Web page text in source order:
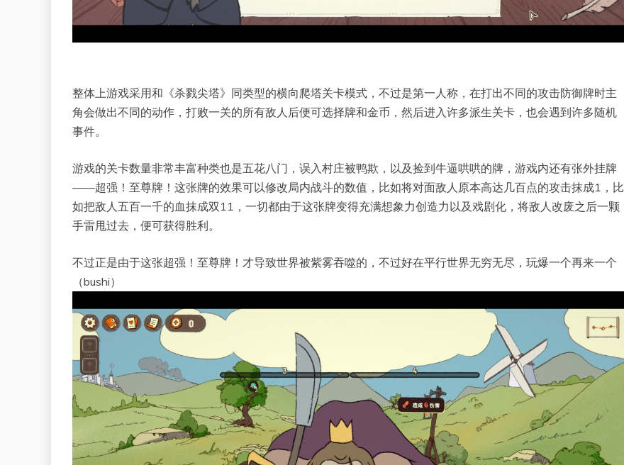
整体上游戏采用和《杀戮尖塔》同类型的横向爬塔关卡模式，不过是第一人称，在打出不同的攻击防御牌时主
角会做出不同的动作，打败一关的所有敌人后便可选择牌和金币，然后进入许多派生关卡，也会遇到许多随机
事件。
游戏的关卡数量非常丰富种类也是五花八门，误入村庄被鸭欺，以及捡到牛逼哄哄的牌，游戏内还有张外挂牌
——超强！至尊牌！这张牌的效果可以修改局内战斗的数值，比如将对面敌人原本高达几百点的攻击抹成1，比
如把敌人五百一千的血抹成双11，一切都由于这张牌变得充满想象力创造力以及戏剧化，将敌人改废之后一颗
手雷甩过去，便可获得胜利。
不过正是由于这张超强！至尊牌！才导致世界被紫雾吞噬的，不过好在平行世界无穷无尽，玩爆一个再来一个
（bushi）